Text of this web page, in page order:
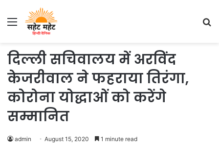
Menu
दिल्ली सचिवालय में अरविंद
केजरीवाल ने फहराया तिरंगा,
कोरोना योद्धाओं को करेंगे
सम्मानित
admin August 15, 2020 1 minute read